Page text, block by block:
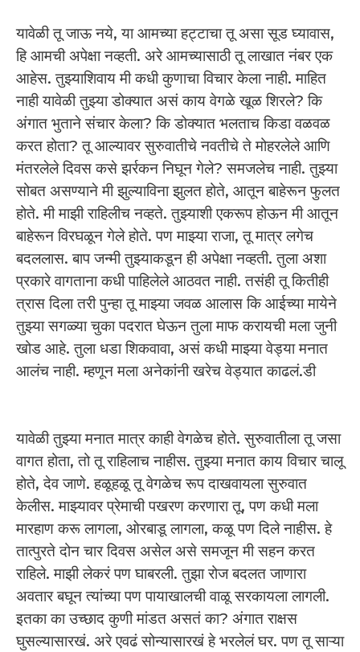
यावेळी तू जाऊ नये, या आमच्या हट्टाचा तू असा सूड घ्यावास,
हि आमची अपेक्षा नव्हती. अरे आमच्यासाठी तू लाखात नंबर एक
आहेस. तुझ्याशिवाय मी कधी कुणाचा विचार केला नाही. माहित
नाही यावेळी तुझ्या डोक्यात असं काय वेगळे खूळ शिरले? कि
अंगात भुताने संचार केला? कि डोक्यात भलताच किडा वळवळ
करत होता? तू आल्यावर सुरुवातीचे नवतीचे ते मोहरलेले आणि
मंतरलेले दिवस कसे झर्रकन निघून गेले? समजलेच नाही. तुझ्या
सोबत असण्याने मी झुल्याविना झुलत होते, आतून बाहेरून फुलत
होते. मी माझी राहिलीच नव्हते. तुझ्याशी एकरूप होऊन मी आतून
बाहेरून विरघळून गेले होते. पण माझ्या राजा, तू मात्र लगेच
बदललास. बाप जन्मी तुझ्याकडून ही अपेक्षा नव्हती. तुला अशा
प्रकारे वागताना कधी पाहिलेले आठवत नाही. तसंही तू कितीही
त्रास दिला तरी पुन्हा तू माझ्या जवळ आलास कि आईच्या मायेने
तुझ्या सगळ्या चुका पदरात घेऊन तुला माफ करायची मला जुनी
खोड आहे. तुला धडा शिकवावा, असं कधी माझ्या वेड्या मनात
आलंच नाही. म्हणून मला अनेकांनी खरेच वेड्यात काढलं.डी
यावेळी तुझ्या मनात मात्र काही वेगळेच होते. सुरुवातीला तू जसा
वागत होता, तो तू राहिलाच नाहीस. तुझ्या मनात काय विचार चालू
होते, देव जाणे. हळूहळू तू वेगळेच रूप दाखवायला सुरुवात
केलीस. माझ्यावर प्रेमाची पखरण करणारा तू, पण कधी मला
मारहाण करू लागला, ओरबाडू लागला, कळू पण दिले नाहीस. हे
तात्पुरते दोन चार दिवस असेल असे समजून मी सहन करत
राहिले. माझी लेकरं पण घाबरली. तुझा रोज बदलत जाणारा
अवतार बघून त्यांच्या पण पायाखालची वाळू सरकायला लागली.
इतका का उच्छाद कुणी मांडत असतं का? अंगात राक्षस
घुसल्यासारखं. अरे एवढं सोन्यासारखं हे भरलेलं घर. पण तू साऱ्या